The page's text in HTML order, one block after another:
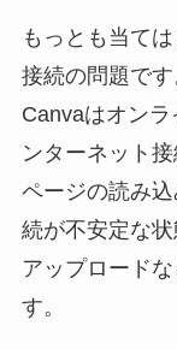
もっとも当て
接続の問題です
Canvaはオン
ンターネット
ページの読み
続が不安定な
アップロード
す。